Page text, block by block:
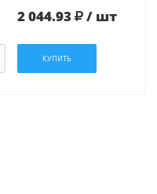
2 044.93 / шт
КУПИТЬ